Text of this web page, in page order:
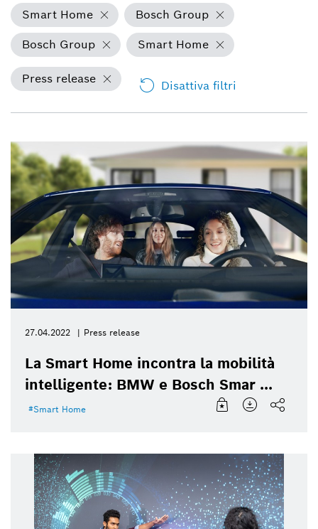
Smart Home
Bosch Group
Bosch Group
Smart Home
Press release Disattiva filtri
27.04.2022 Press release
La Smart Home incontra la mobilità
intelligente: BMW e Bosch Smar ...
Smart Home